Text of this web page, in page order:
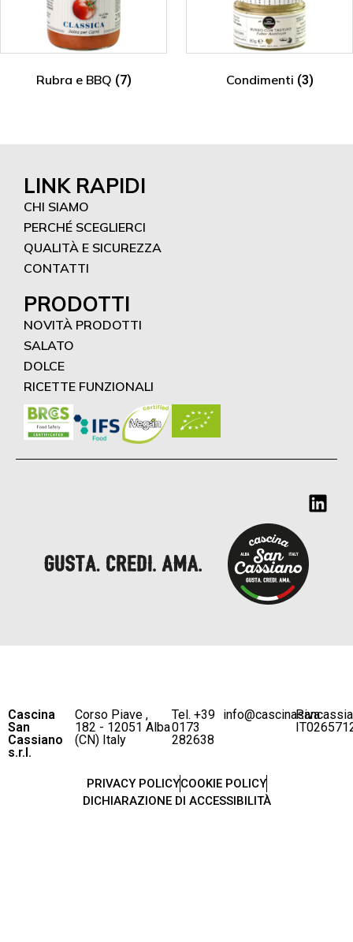
Rubra e BBQ (7) Condimenti (3)
LINK RAPIDI
CHI SIAMO
PERCHÉ SCEGLIERCI
QUALITÀ E SICUREZZA
CONTATTI
PRODOTTI
NOVITÀ PRODOTTI
SALATO
DOLCE
RICETTE FUNZIONALI
Cascina
San
Cassiano
s.r.l.
Corso Piave ,
182 - 12051 Alba
(CN) Italy
Tel. +39
0173
282638
P.iva
PRIVACY POLICYCOOKIE POLICY
DICHIARAZIONE DI ACCESSIBILITÀ